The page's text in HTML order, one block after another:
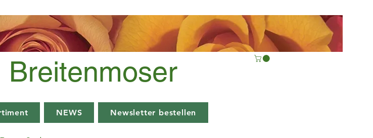
NEWS Newsletter bestellen